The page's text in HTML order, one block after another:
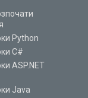
Python
C#
ASP.NET
Java